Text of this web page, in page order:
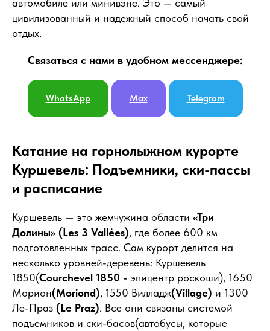
автомобиле или минивэне. Это — самый
цивилизованный и надежный способ начать свой
отдых.
Связаться с нами в удобном мессенджере:
WhatsApp Max Telegram
Катание на горнолыжном курорте
Куршевель: Подъемники, ски-пассы
и расписание
Куршевель — это жемчужина области «Три
Долины» (Les 3 Vallées), где более 600 км
подготовленных трасс. Сам курорт делится на
несколько уровней-деревень: Куршевель
1850(Courchevel 1850 - эпицентр роскоши), 1650
Морион(Moriond), 1550 Вилладж(Village) и 1300
Ле-Праз (Le Praz). Все они связаны системой
подъемников и ски-басов(автобусы, которые